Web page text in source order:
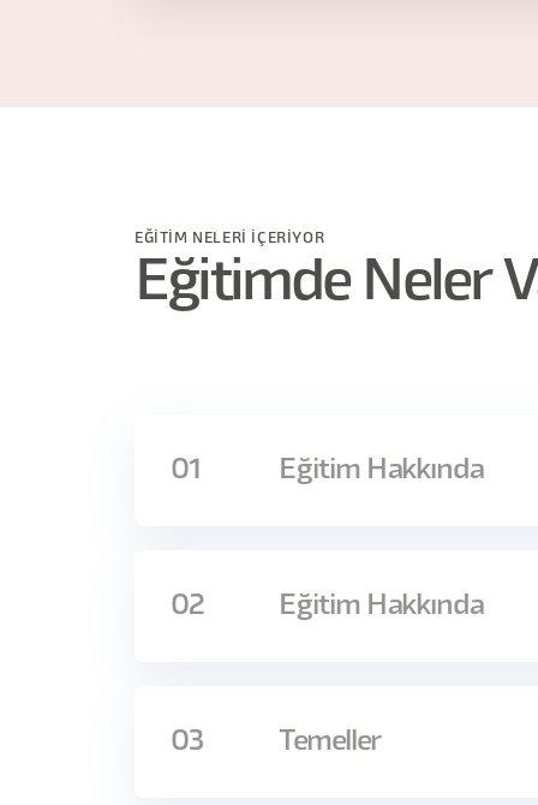
EĞİTİM NELERİ İÇERİYOR
Eğitimde Neler
01 Eğitim Hakkında
yönlendirmeden, rencide etmeden etkili
02 Eğitim Hakkında
Ürün veya servis geliştiren bir
03 Temeller